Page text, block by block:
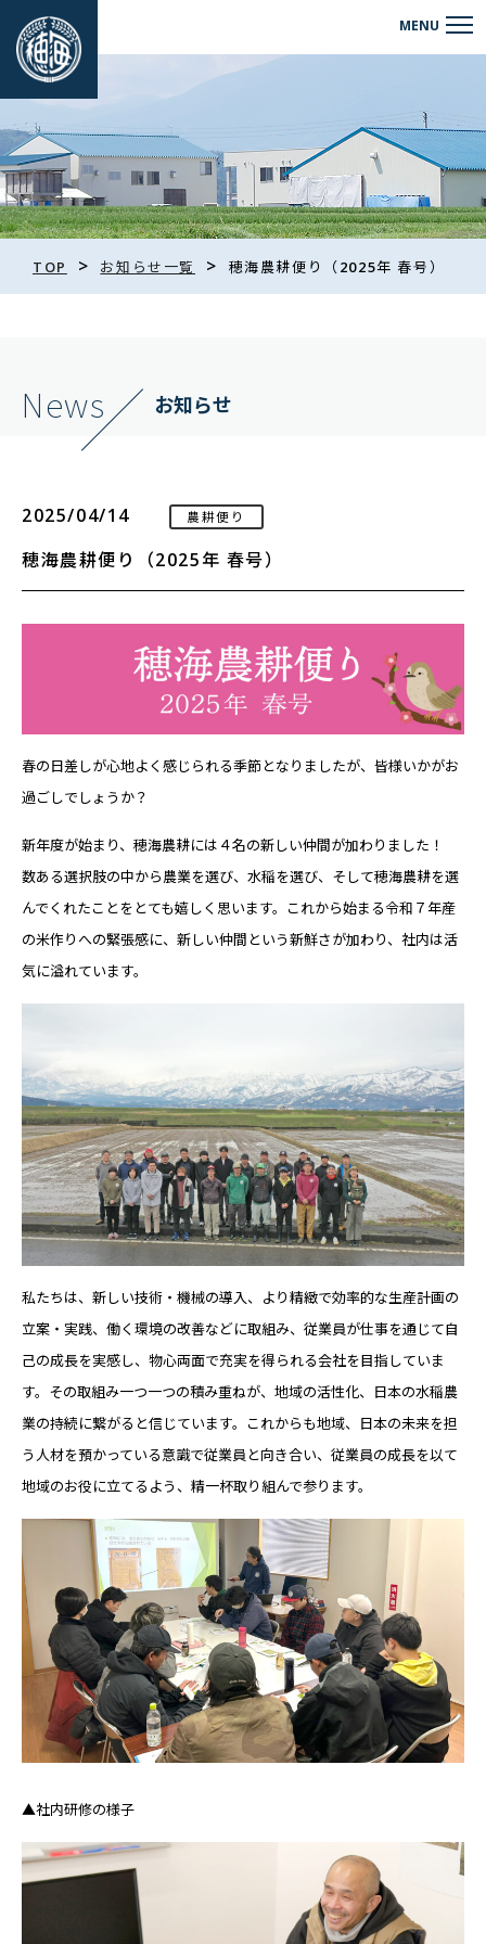
TOP > お知らせ一覧 > 穂海農耕便り（2025年 春号）
News お知らせ
2025/04/14 農耕便り
穂海農耕便り（2025年 春号）
春の日差しが心地よく感じられる季節となりましたが、皆様いかがお
過ごしでしょうか？
新年度が始まり、穂海農耕には４名の新しい仲間が加わりました！
数ある選択肢の中から農業を選び、水稲を選び、そして穂海農耕を選
んでくれたことをとても嬉しく思います。これから始まる令和７年産
の米作りへの緊張感に、新しい仲間という新鮮さが加わり、社内は活
気に溢れています。
私たちは、新しい技術・機械の導入、より精緻で効率的な生産計画の
立案・実践、働く環境の改善などに取組み、従業員が仕事を通じて自
己の成長を実感し、物心両面で充実を得られる会社を目指していま
す。その取組み一つ一つの積み重ねが、地域の活性化、日本の水稲農
業の持続に繋がると信じています。これからも地域、日本の未来を担
う人材を預かっている意識で従業員と向き合い、従業員の成長を以て
地域のお役に立てるよう、精一杯取り組んで参ります。
▲社内研修の様子